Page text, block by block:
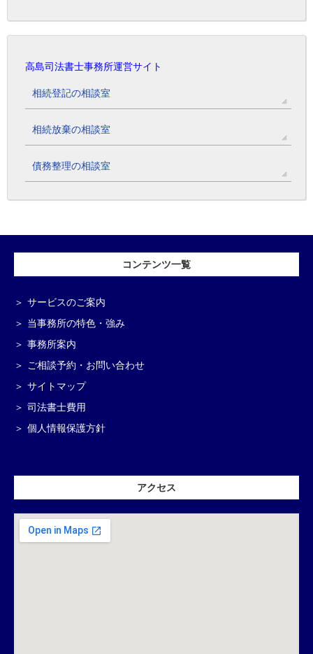
高島司法書士事務所運営サイト
相続登記の相談室
相続放棄の相談室
債務整理の相談室
コンテンツ一覧
サービスのご案内
当事務所の特色・強み
事務所案内
ご相談予約・お問い合わせ
サイトマップ
司法書士費用
個人情報保護方針
アクセス